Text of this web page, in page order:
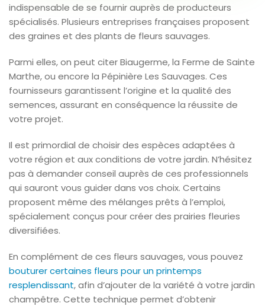
indispensable de se fournir auprès de producteurs
spécialisés. Plusieurs entreprises françaises proposent
des graines et des plants de fleurs sauvages.
Parmi elles, on peut citer Biaugerme, la Ferme de Sainte
Marthe, ou encore la Pépinière Les Sauvages. Ces
fournisseurs garantissent l’origine et la qualité des
semences, assurant en conséquence la réussite de
votre projet.
Il est primordial de choisir des espèces adaptées à
votre région et aux conditions de votre jardin. N’hésitez
pas à demander conseil auprès de ces professionnels
qui sauront vous guider dans vos choix. Certains
proposent même des mélanges prêts à l’emploi,
spécialement conçus pour créer des prairies fleuries
diversifiées.
En complément de ces fleurs sauvages, vous pouvez
bouturer certaines fleurs pour un printemps
resplendissant, afin d’ajouter de la variété à votre jardin
champêtre. Cette technique permet d’obtenir